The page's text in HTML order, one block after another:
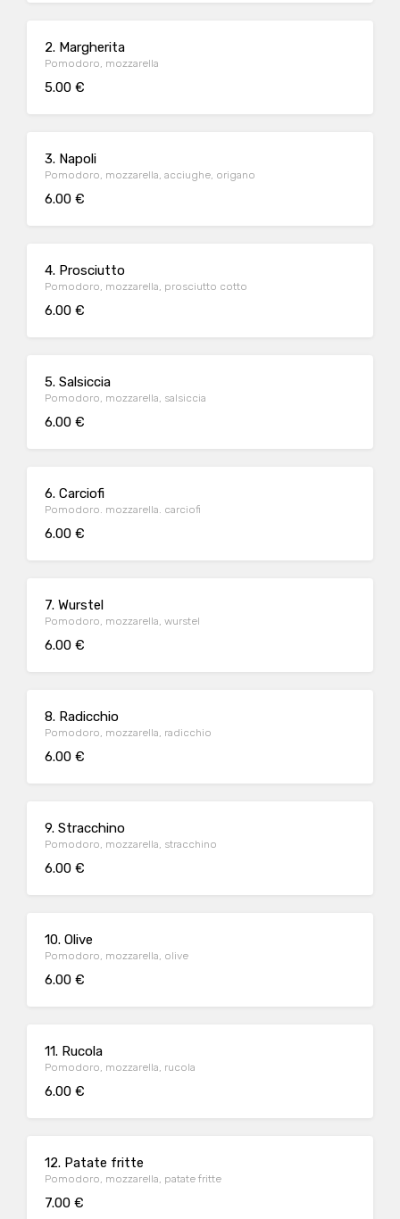
2. Margherita
Pomodoro, mozzarella
5.00 €
3. Napoli
Pomodoro, mozzarella, acciughe, origano
6.00 €
4. Prosciutto
Pomodoro, mozzarella, prosciutto cotto
6.00 €
5. Salsiccia
Pomodoro, mozzarella, salsiccia
6.00 €
6. Carciofi
Pomodoro. mozzarella. carciofi
6.00 €
7. Wurstel
Pomodoro, mozzarella, wurstel
6.00 €
8. Radicchio
Pomodoro, mozzarella, radicchio
6.00 €
9. Stracchino
Pomodoro, mozzarella, stracchino
6.00 €
10. Olive
Pomodoro, mozzarella, olive
6.00 €
11. Rucola
Pomodoro, mozzarella, rucola
6.00 €
12. Patate fritte
Pomodoro, mozzarella, patate fritte
7.00 €